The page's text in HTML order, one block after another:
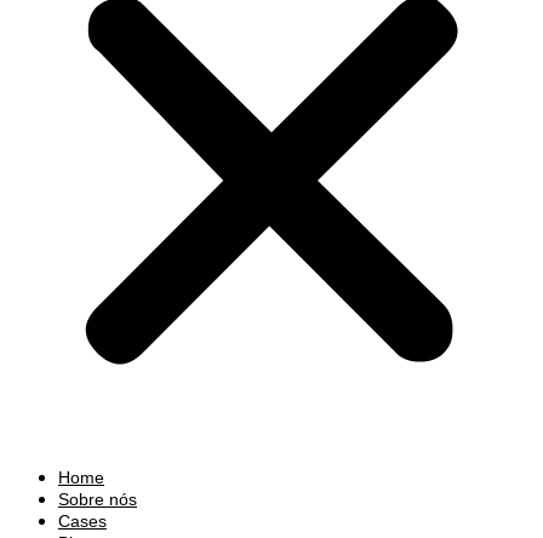
Home
Sobre nós
Cases